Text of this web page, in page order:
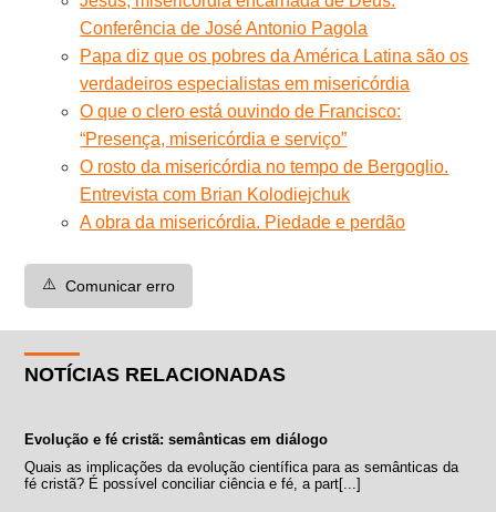
Conferência de José Antonio Pagola
Papa diz que os pobres da América Latina são os
verdadeiros especialistas em misericórdia
O que o clero está ouvindo de Francisco:
“Presença, misericórdia e serviço”
O rosto da misericórdia no tempo de Bergoglio.
Entrevista com Brian Kolodiejchuk
A obra da misericórdia. Piedade e perdão
⚠️ Comunicar erro
NOTÍCIAS RELACIONADAS
Evolução e fé cristã: semânticas em diálogo
Quais as implicações da evolução científica para as semânticas da
fé cristã? É possível conciliar ciência e fé, a part[...]